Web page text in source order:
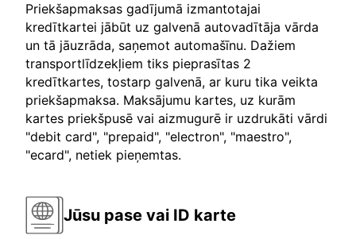
Priekšapmaksas gadījumā izmantotajai
kredītkartei jābūt uz galvenā autovadītāja vārda
un tā jāuzrāda, saņemot automašīnu. Dažiem
transportlīdzekļiem tiks pieprasītas 2
kredītkartes, tostarp galvenā, ar kuru tika veikta
priekšapmaksa. Maksājumu kartes, uz kurām
kartes priekšpusē vai aizmugurē ir uzdrukāti vārdi
"debit card", "prepaid", "electron", "maestro",
"ecard", netiek pieņemtas.
Jūsu pase vai ID karte